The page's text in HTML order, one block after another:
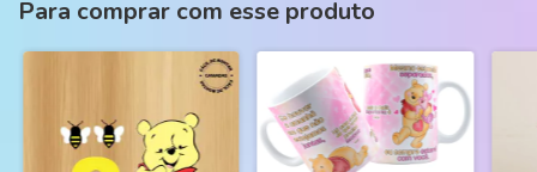
Para comprar com esse produto